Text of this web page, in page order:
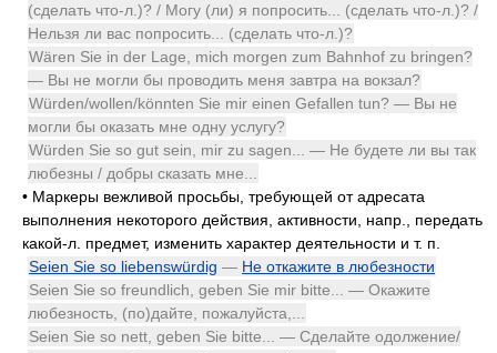
(сделать что-л.)? / Могу (ли) я попросить... (сделать что-л.)? /
Нельзя ли вас попросить... (сделать что-л.)?
Wären Sie in der Lage, mich morgen zum Bahnhof zu bringen?
— Вы не могли бы проводить меня завтра на вокзал?
Würden/wollen/könnten Sie mir einen Gefallen tun? — Вы не
могли бы оказать мне одну услугу?
Würden Sie so gut sein, mir zu sagen... — Не будете ли вы так
любезны / добры сказать мне...
• Маркеры вежливой просьбы, требующей от адресата
выполнения некоторого действия, активности, напр., передать
какой-л. предмет, изменить характер деятельности и т. п.
Seien Sie so liebenswürdig — Не откажите в любезности
Seien Sie so freundlich, geben Sie mir bitte... — Окажите
любезность, (по)дайте, пожалуйста,...
Seien Sie so nett, geben Sie bitte... — Сделайте одолжение/